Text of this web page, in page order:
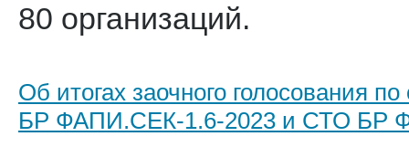
80 организаций.
Об итогах заочного голосования
БР ФАПИ.СЕК-1.6-2023 и СТО БР